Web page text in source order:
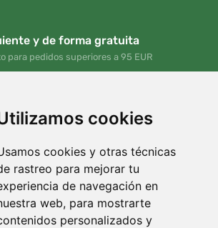
cookies
cookies y otras técnicas
rastreo para mejorar tu
de navegación en
web, para mostrarte
personalizados y
y de forma gratuita
para pedidos superiores a 95 EUR
devoluciones gratuitos
o cambiar su pedido en cualquier momento
90 días
a Trees.org
plantamos un árbol. Leer más